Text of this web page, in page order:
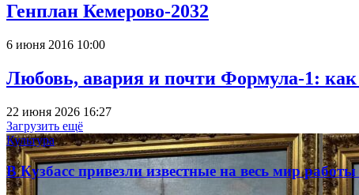
Генплан Кемерово-2032
6 июня 2016 10:00
Любовь, авария и почти Формула-1:
22 июня 2026 16:27
Загрузить ещё
Культура
В Кузбасс привезли известные на весь мир